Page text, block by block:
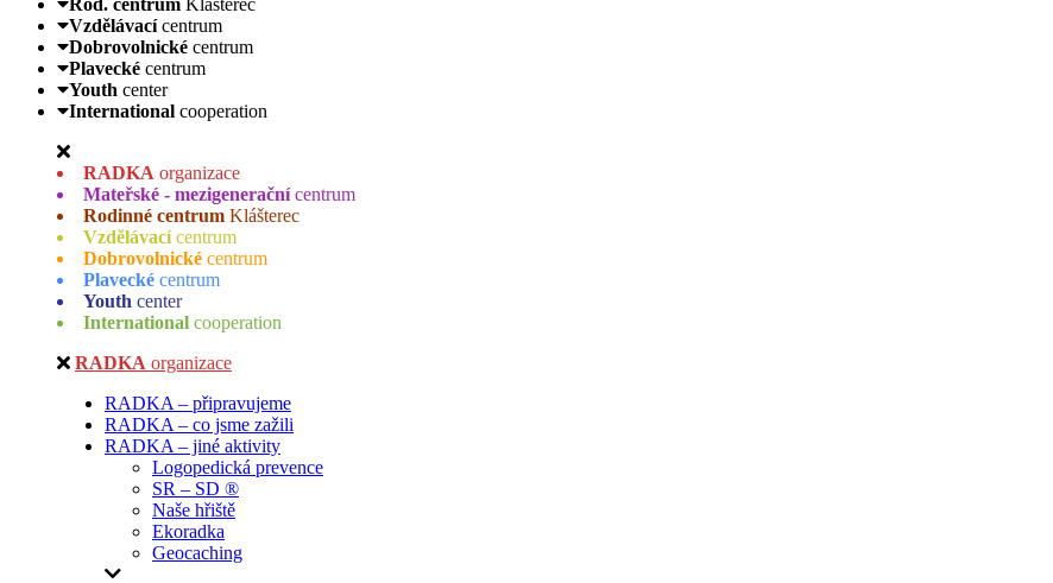
Vzdělávací centrum
Dobrovolnické centrum
Plavecké centrum
Youth center
International cooperation
RADKA organizace
Mateřské - mezigenerační centrum
Rodinné centrum Klášterec
Vzdělávací centrum
Dobrovolnické centrum
Plavecké centrum
Youth center
International cooperation
RADKA organizace
RADKA – připravujeme
RADKA – co jsme zažili
RADKA – jiné aktivity
Logopedická prevence
SR – SD ®
Naše hřiště
Ekoradka
Geocaching